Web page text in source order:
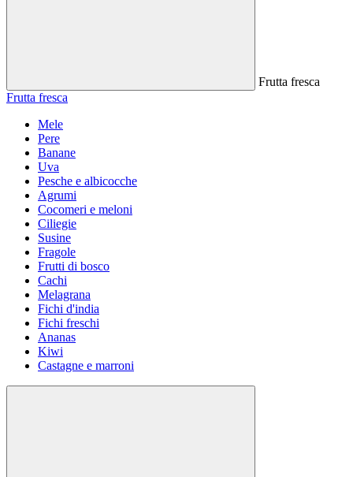
Frutta fresca
Frutta fresca
Mele
Pere
Banane
Uva
Pesche e albicocche
Agrumi
Cocomeri e meloni
Ciliegie
Susine
Fragole
Frutti di bosco
Cachi
Melagrana
Fichi d'india
Fichi freschi
Ananas
Kiwi
Castagne e marroni